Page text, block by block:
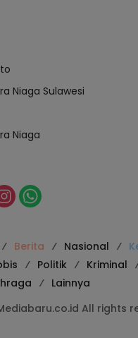
Niaga Sulawesi
Niaga
Berita Nasional
Politik
Kriminal
Lainnya
All rights